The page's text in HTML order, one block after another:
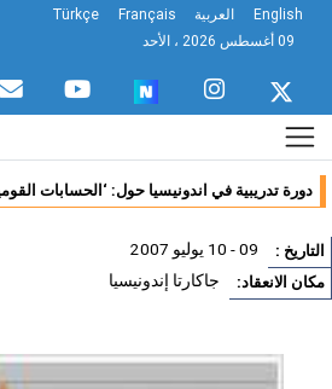
English العربية Français
Türkçe
دورة تدريبية في اندونيسيا حول: ‘الحسابات القومية‘
: 09 - 10 يوليو 2007
الانعقاد: جاكارتا إندونيسيا